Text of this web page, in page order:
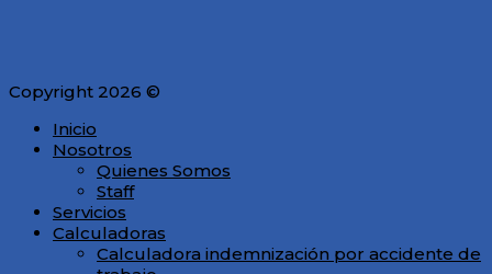
Copyright 2026 ©
Inicio
Nosotros
Quienes Somos
Staff
Servicios
Calculadoras
Calculadora indemnización por accidente de